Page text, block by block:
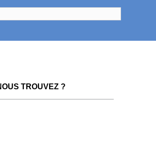
TROUVEZ ?